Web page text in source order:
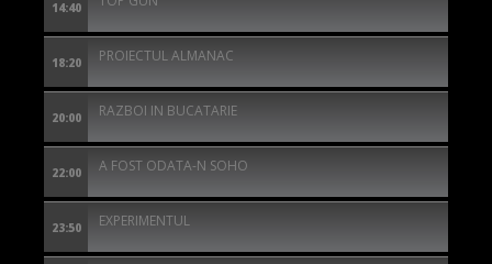
14:40
18:20 PROIECTUL ALMANAC
20:00 RAZBOI IN BUCATARIE
22:00 A FOST ODATA-N SOHO
23:50 EXPERIMENTUL